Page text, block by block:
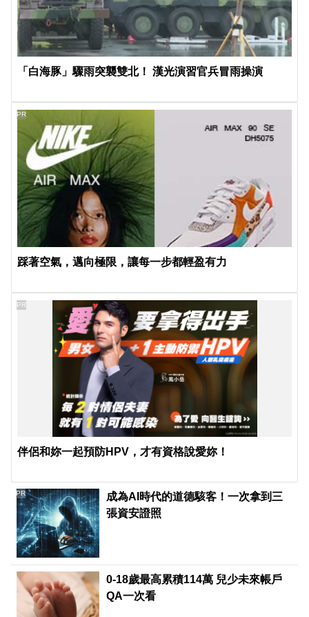
「白海豚」驟雨突襲雙北！ 漢光演習官兵冒雨操演
踩著空氣，邁向極限，讓每一步都輕盈有力
PR
伴侶和妳一起預防HPV，才有資格說愛妳！
PR
成為AI時代的道德駭客！一次拿到三
張資安證照
PR
0-18歲最高累積114萬 兒少未來帳戶
QA一次看